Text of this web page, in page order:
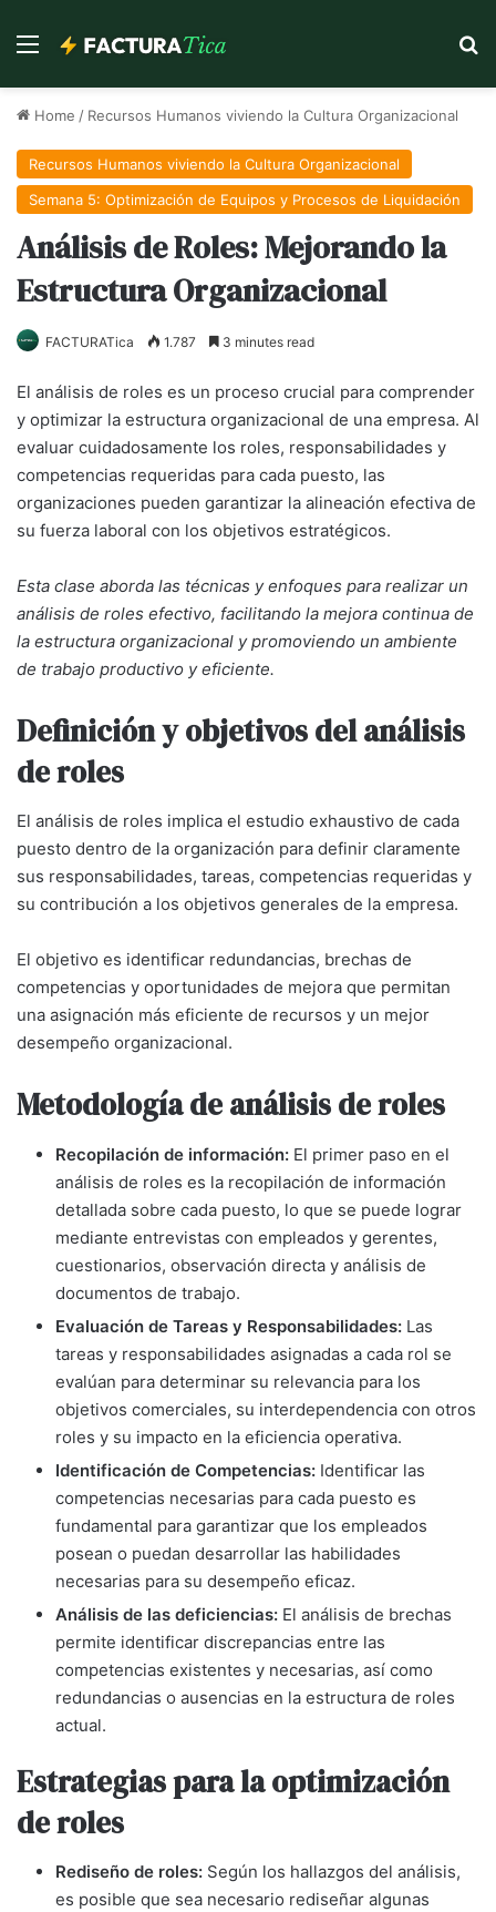
Menu
Home / Recursos Humanos viviendo la Cultura Organizacional
Recursos Humanos viviendo la Cultura Organizacional
Semana 5: Optimización de Equipos y Procesos de Liquidación
Análisis de Roles: Mejorando la
Estructura Organizacional
FACTURATica 1.787 3 minutes read
El análisis de roles es un proceso crucial para comprender
y optimizar la estructura organizacional de una empresa. Al
evaluar cuidadosamente los roles, responsabilidades y
competencias requeridas para cada puesto, las
organizaciones pueden garantizar la alineación efectiva de
su fuerza laboral con los objetivos estratégicos.
Esta clase aborda las técnicas y enfoques para realizar un
análisis de roles efectivo, facilitando la mejora continua de
la estructura organizacional y promoviendo un ambiente
de trabajo productivo y eficiente.
Definición y objetivos del análisis
de roles
El análisis de roles implica el estudio exhaustivo de cada
puesto dentro de la organización para definir claramente
sus responsabilidades, tareas, competencias requeridas y
su contribución a los objetivos generales de la empresa.
El objetivo es identificar redundancias, brechas de
competencias y oportunidades de mejora que permitan
una asignación más eficiente de recursos y un mejor
desempeño organizacional.
Metodología de análisis de roles
Recopilación de información: El primer paso en el
análisis de roles es la recopilación de información
detallada sobre cada puesto, lo que se puede lograr
mediante entrevistas con empleados y gerentes,
cuestionarios, observación directa y análisis de
documentos de trabajo.
Evaluación de Tareas y Responsabilidades: Las
tareas y responsabilidades asignadas a cada rol se
evalúan para determinar su relevancia para los
objetivos comerciales, su interdependencia con otros
roles y su impacto en la eficiencia operativa.
Identificación de Competencias: Identificar las
competencias necesarias para cada puesto es
fundamental para garantizar que los empleados
posean o puedan desarrollar las habilidades
necesarias para su desempeño eficaz.
Análisis de las deficiencias: El análisis de brechas
permite identificar discrepancias entre las
competencias existentes y necesarias, así como
redundancias o ausencias en la estructura de roles
actual.
Estrategias para la optimización
de roles
Rediseño de roles: Según los hallazgos del análisis,
es posible que sea necesario rediseñar algunas